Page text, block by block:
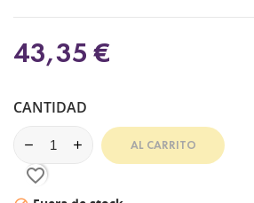
43,35 €
CANTIDAD
AL CARRITO
favorite_border